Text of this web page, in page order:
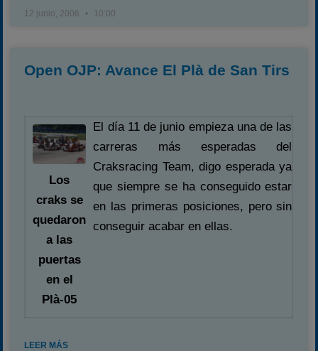
12 junio, 2006 10:00
Open OJP: Avance El Plà de San Tirs
Los
craks se
quedaron
a las
puertas
en el
Plà-05
El día 11 de junio empieza una de las
carreras más esperadas del
Craksracing Team, digo esperada ya
que siempre se ha conseguido estar
en las primeras posiciones, pero sin
conseguir acabar en ellas.
LEER MÁS